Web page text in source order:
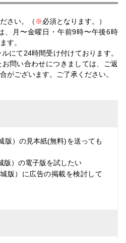
さい。（ ※必須となります。）
、月〜金曜日・午前9時〜午後6時
す。
にて24時間受け付けております。
問い合わせにつきましては、ご返
がございます。ご了承ください。
版）の見本紙(無料)を送っても
版）の電子版を試したい
版）に広告の掲載を検討して